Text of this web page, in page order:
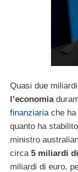
Quasi due
l’economia
finanziaria che ha
quanto ha
ministro
circa 5 miliardi
miliardi di euro,